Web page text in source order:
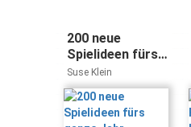
200 neue
Spielideen fürs
ganze Jahr
(PraxisIdeen für
Kindergarten
und Kita)
Suse Klein